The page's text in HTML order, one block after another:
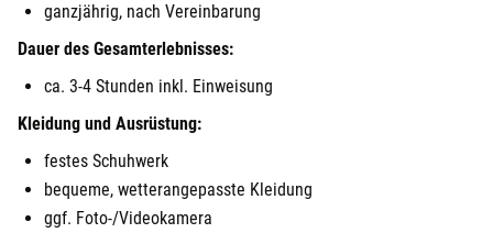
ganzjährig, nach Vereinbarung
Dauer des Gesamterlebnisses:
ca. 3-4 Stunden inkl. Einweisung
Kleidung und Ausrüstung:
festes Schuhwerk
bequeme, wetterangepasste Kleidung
ggf. Foto-/Videokamera